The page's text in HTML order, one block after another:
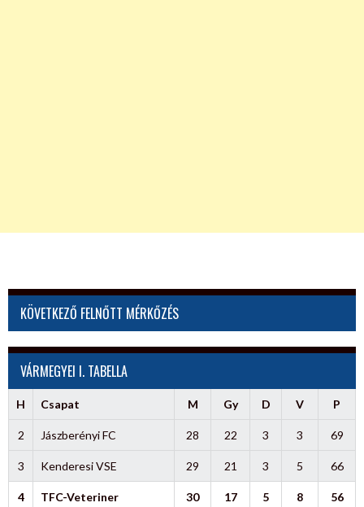
KÖVETKEZŐ FELNŐTT MÉRKŐZÉS
VÁRMEGYEI I. TABELLA
H Csapat M Gy D V P
2 Jászberényi FC 28 22 3 3 69
3 Kenderesi VSE 29 21 3 5 66
4 TFC-Veteriner 30 17 5 8 56